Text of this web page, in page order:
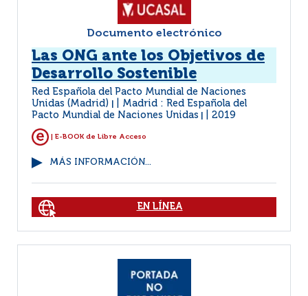
Documento electrónico
Las ONG ante los Objetivos de
Desarrollo Sostenible
Red Española del Pacto Mundial de Naciones
Unidas (Madrid)
Madrid : Red Española del
Pacto Mundial de Naciones Unidas
2019
| E-BOOK de Libre Acceso
MÁS INFORMACIÓN...
EN LÍNEA